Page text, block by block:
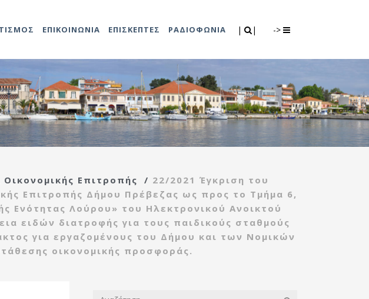
| | ->
Ληξιαρχείο
Δημοτολόγιο
Κέντρο
εξυπηρέτησης
πολιτών(ΚΕΠ)
Πολεοδομία
Λαϊκές αγορές
Τμήμα Πρόνοιας
Κέντρο
γυναικών
Κέντρο ανοιχτής
προστασίας
ηλικιωμένων
(Κ.Α.Π.Η.)
Κέντρο κοινότητας
2014-2020
2021-2027
Δομές Πολιτισμού
Πολιτιστικές εκδηλώσεις
ΕΠΙΚΟΙΝΩΝΙΑ ΕΠΙΣΚΕΠΤΕΣ ΡΑΔΙΟΦΩΝΙΑ
Επιτροπής / 22/2021 Έγκριση του
Επιτροπής Δήμου Πρέβεζας ως προς το Τμήμα 6,
Ενότητας Λούρου» του Ηλεκτρονικού Ανοικτού
ειδών διατροφής για τους παιδικούς σταθμούς
για εργαζομένους του Δήμου και των Νομικών
οικονομικής προσφοράς.